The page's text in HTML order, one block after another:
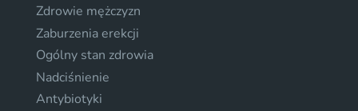
Zdrowie mężczyzn
Zaburzenia erekcji
Ogólny stan zdrowia
Nadciśnienie
Antybiotyki